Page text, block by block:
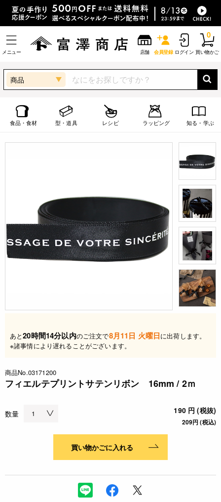
メニュー 店舗 会員登録 ログイン 買い物かご
0
商品
食品・食材 型・道具 レシピ ラッピング 知る・学ぶ
あと20時間14分以内のご注文で8月11日 火曜日に出荷します。
※諸事情により遅れることがございます。
商品No.03171200
フィエルテプリントサテンリボン 16mm / 2ｍ
数量 190 円 (税抜)
209円 (税込)
買い物かごに入れる